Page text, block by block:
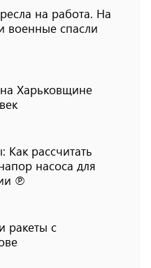
на работа. На
военные спасли
Харьковщине
рассчитать
насоса для
℗
ракеты с